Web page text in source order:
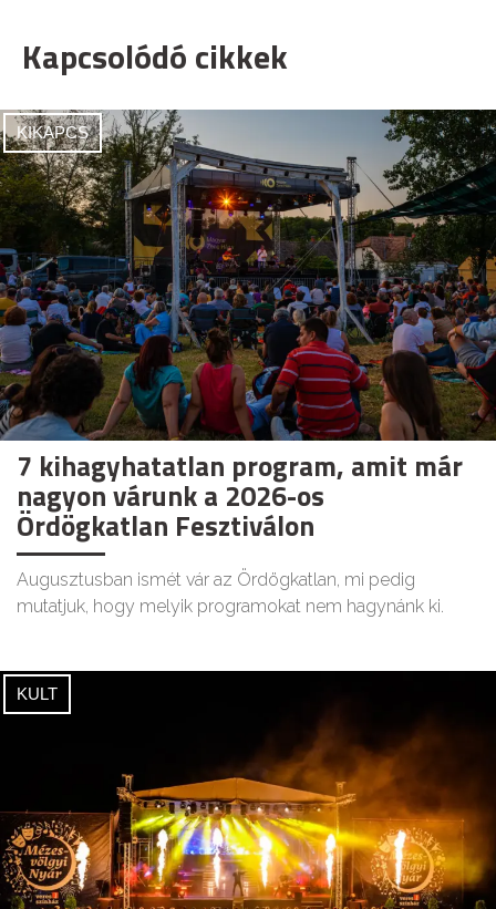
Kapcsolódó cikkek
KIKAPCS
7 kihagyhatatlan program, amit már
nagyon várunk a 2026-os
Ördögkatlan Fesztiválon
Augusztusban ismét vár az Ördögkatlan, mi pedig
mutatjuk, hogy melyik programokat nem hagynánk ki.
KULT